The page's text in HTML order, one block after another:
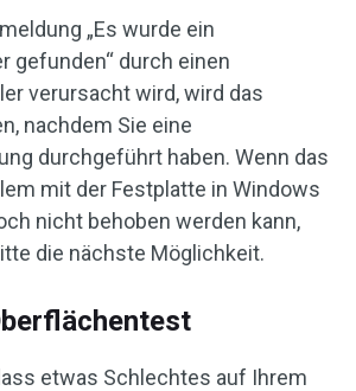
„Es wurde ein
gefunden“ durch einen
verursacht wird, wird das
nachdem Sie eine
durchgeführt haben. Wenn das
mit der Festplatte in Windows
nicht behoben werden kann,
die nächste Möglichkeit.
etwas Schlechtes auf Ihrem